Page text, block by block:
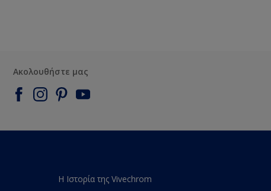
Ακολουθήστε μας
Η Ιστορία της Vivechrom